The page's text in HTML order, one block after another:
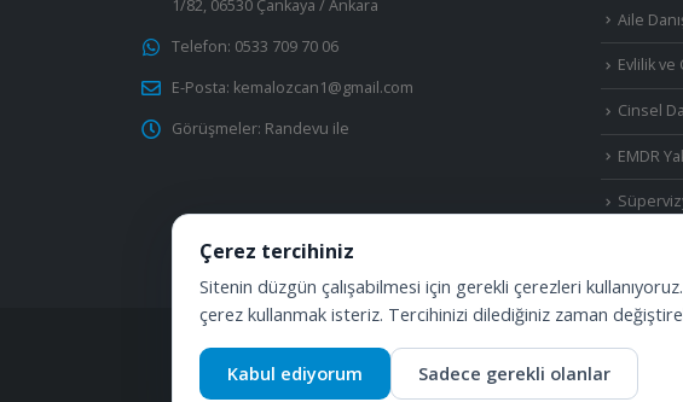
1/82, 06530 Çankaya / Ankara
Telefon: 0533 709 70 06
E-Posta: kemalozcan1@gmail.com
Görüşmeler: Randevu ile
Aile
Evlilik ve
Cinsel
EMDR
Uzm. Psk.
Özel
Çerez tercihiniz
Sitenin düzgün çalışabilmesi için gerekli çerezleri
çerez kullanmak isteriz. Tercihinizi dilediğiniz zaman
Kabul ediyorum Sadece gerekli olanlar